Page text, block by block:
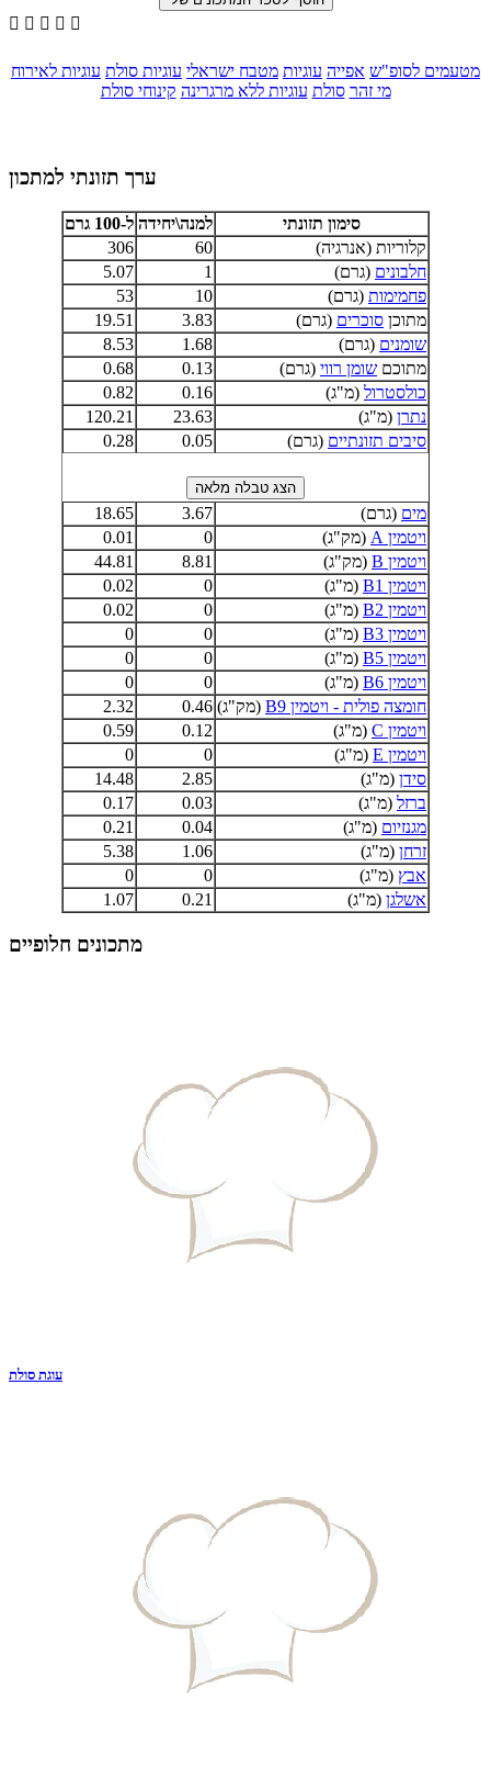
    
מטעמים לסופ"ש אפייה עוגיות מטבח ישראלי עוגיות סולת עוגיות לאירוח
מי זהר סולת עוגיות ללא מרגרינה קינוחי סולת
ערך תזונתי למתכון
סימון תזונתי למנה\יחידה ל-100 גרם
קלוריות (אנרגיה)
60
306
חלבונים (גרם) 1
5.07
פחמימות (גרם) 10
53
מתוכן סוכרים (גרם) 3.83
19.51
שומנים (גרם) 1.68
8.53
מתוכם שומן רווי (גרם) 0.13
0.68
כולסטרול (מ"ג) 0.16
0.82
נתרן (מ"ג) 23.63
120.21
סיבים תזונתיים (גרם) 0.05
0.28
מים (גרם) 3.67
18.65
ויטמין A
(מק"ג) 0
0.01
ויטמין B
(מק"ג) 8.81
44.81
ויטמין B1
(מ"ג) 0
0.02
ויטמין B2
(מ"ג) 0
0.02
ויטמין B3
(מ"ג) 0
0
ויטמין B5
(מ"ג) 0
0
ויטמין B6
(מ"ג) 0
0
חומצה פולית - ויטמין B9
(מק"ג) 0.46
2.32
ויטמין C
(מ"ג) 0.12
0.59
ויטמין E
(מ"ג) 0
0
סידן (מ"ג) 2.85
14.48
ברזל (מ"ג) 0.03
0.17
מגנזיום (מ"ג) 0.04
0.21
זרחן (מ"ג) 1.06
5.38
אבץ (מ"ג) 0
0
אשלגן (מ"ג) 0.21
1.07
מתכונים חלופיים
עוגת סולת